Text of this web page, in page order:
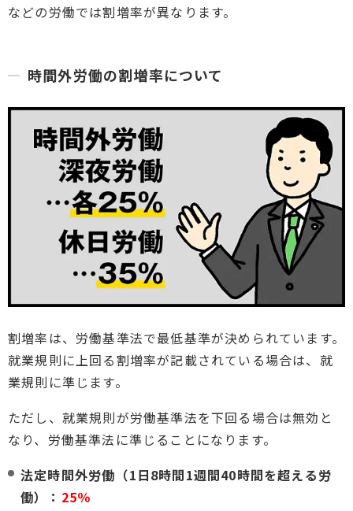
などの労働では割増率が異なります。
時間外労働の割増率について
割増率は、労働基準法で最低基準が決められています。
就業規則に上回る割増率が記載されている場合は、就
業規則に準じます。
ただし、就業規則が労働基準法を下回る場合は無効と
なり、労働基準法に準じることになります。
法定時間外労働（1日8時間1週間40時間を超える労
働）： 25％